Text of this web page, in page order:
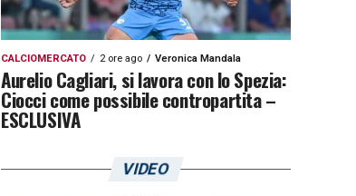
CALCIOMERCATO 2 ore ago Veronica Mandala
Aurelio Cagliari, si lavora con lo Spezia:
Ciocci come possibile contropartita –
ESCLUSIVA
VIDEO